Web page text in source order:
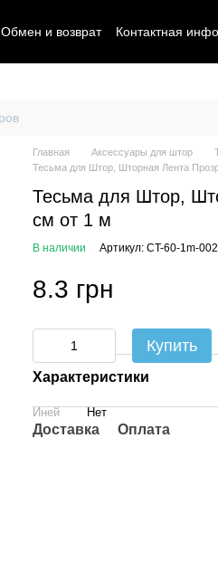
Обмен и возврат Контактная
Главная Аксессуары для штор
Тесьма для Штор, Шторная Лента
Тесьма для Штор,
см от 1 м
В наличии Артикул: CT-60-1m-002
8.3 грн
Купить
Характеристики
Иней Нет
Доставка Оплата